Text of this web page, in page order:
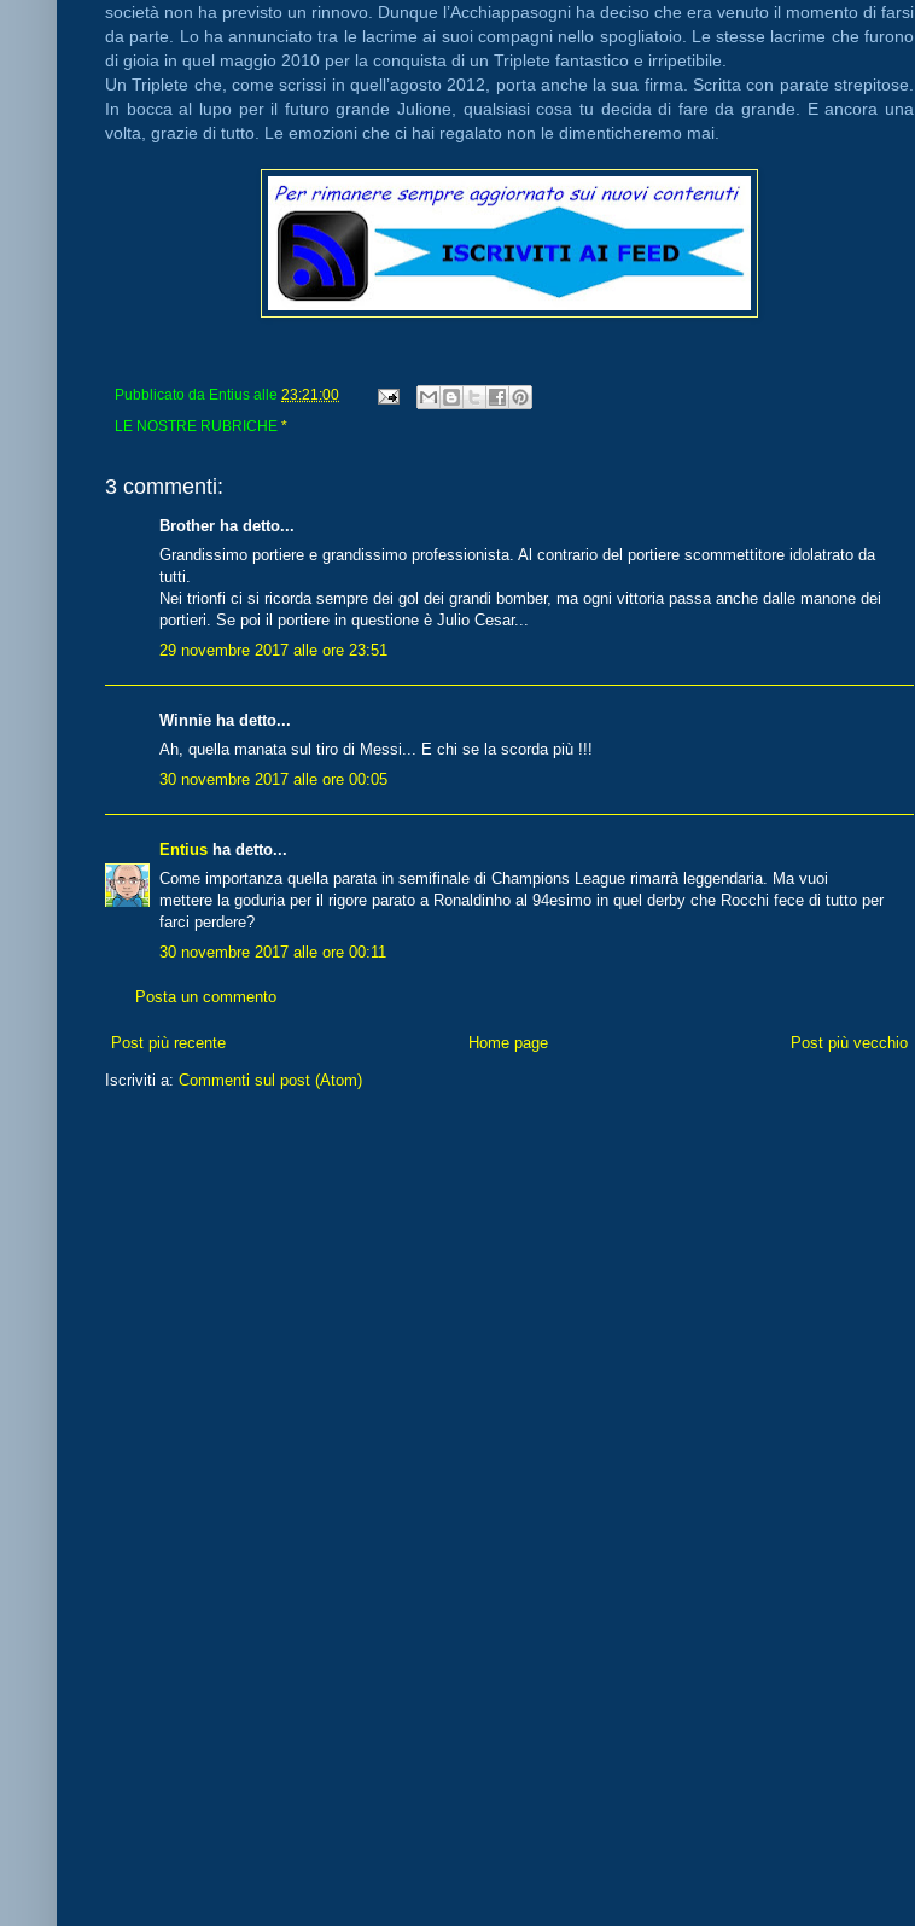
società non ha previsto un rinnovo. Dunque l’Acchiappasogni ha deciso che era venuto il momento di farsi
da parte. Lo ha annunciato tra le lacrime ai suoi compagni nello spogliatoio. Le stesse lacrime che furono
di gioia in quel maggio 2010 per la conquista di un Triplete fantastico e irripetibile.
Un Triplete che, come scrissi in quell’agosto 2012, porta anche la sua firma. Scritta con parate strepitose.
In bocca al lupo per il futuro grande Julione, qualsiasi cosa tu decida di fare da grande. E ancora una
volta, grazie di tutto. Le emozioni che ci hai regalato non le dimenticheremo mai.
Pubblicato da Entius alle 23:21:00
LE NOSTRE RUBRICHE *
3 commenti:
Brother ha detto...
Grandissimo portiere e grandissimo professionista. Al contrario del portiere scommettitore idolatrato da
tutti.
Nei trionfi ci si ricorda sempre dei gol dei grandi bomber, ma ogni vittoria passa anche dalle manone dei
portieri. Se poi il portiere in questione è Julio Cesar...
29 novembre 2017 alle ore 23:51
Winnie ha detto...
Ah, quella manata sul tiro di Messi... E chi se la scorda più !!!
30 novembre 2017 alle ore 00:05
Entius ha detto...
Come importanza quella parata in semifinale di Champions League rimarrà leggendaria. Ma vuoi
mettere la goduria per il rigore parato a Ronaldinho al 94esimo in quel derby che Rocchi fece di tutto per
farci perdere?
30 novembre 2017 alle ore 00:11
Posta un commento
Post più recente Post più vecchio
Home page
Iscriviti a: Commenti sul post (Atom)